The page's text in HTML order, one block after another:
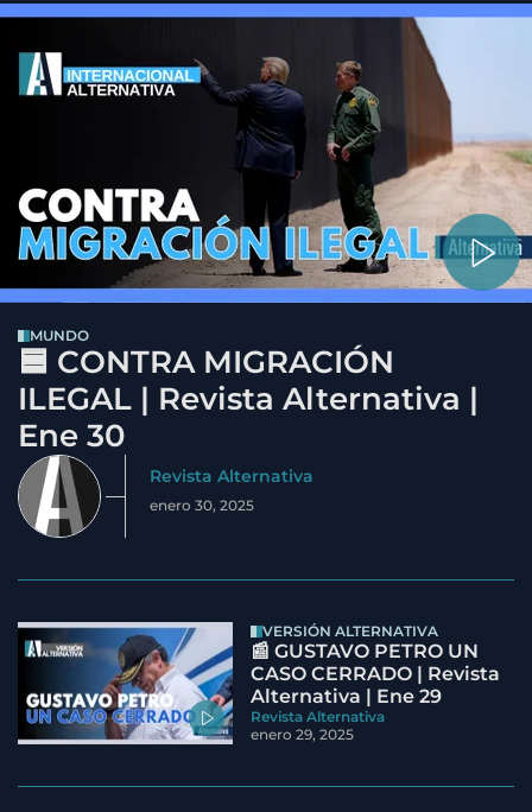
MUNDO
🟦 CONTRA MIGRACIÓN
ILEGAL | Revista Alternativa |
Ene 30
Revista Alternativa
enero 30, 2025
VERSIÓN ALTERNATIVA
📰 GUSTAVO PETRO UN
CASO CERRADO | Revista
Alternativa | Ene 29
Revista Alternativa
enero 29, 2025